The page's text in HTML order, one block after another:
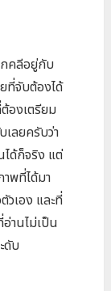
กคลีอยู่กับ
ที่จับต้องได้
องเตรียม
ลยครับว่า
ได้ก็จริง แต่
พที่ได้มา
วเอง และที่
านไม่เป็น
ดับ